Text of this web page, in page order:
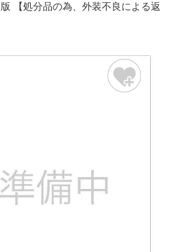
【処分品の為、外装不良による返